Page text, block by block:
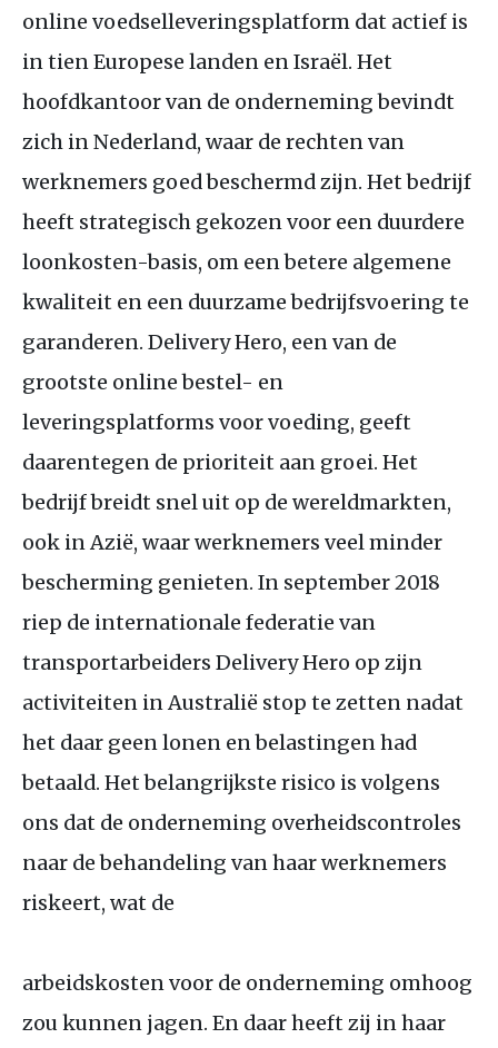
online voedselleveringsplatform dat actief is
in tien Europese landen en Israël. Het
hoofdkantoor van de onderneming bevindt
zich in Nederland, waar de rechten van
werknemers goed beschermd zijn. Het bedrijf
heeft strategisch gekozen voor een duurdere
loonkosten-basis, om een betere algemene
kwaliteit en een duurzame bedrijfsvoering te
garanderen. Delivery Hero, een van de
grootste online bestel- en
leveringsplatforms voor voeding, geeft
daarentegen de prioriteit aan groei. Het
bedrijf breidt snel uit op de wereldmarkten,
ook in Azië, waar werknemers veel minder
bescherming genieten. In september 2018
riep de internationale federatie van
transportarbeiders Delivery Hero op zijn
activiteiten in Australië stop te zetten nadat
het daar geen lonen en belastingen had
betaald. Het belangrijkste risico is volgens
ons dat de onderneming overheidscontroles
naar de behandeling van haar werknemers
riskeert, wat de
arbeidskosten voor de onderneming omhoog
zou kunnen jagen. En daar heeft zij in haar